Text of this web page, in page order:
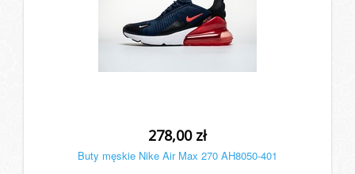
278,00 zł
Buty męskie Nike Air Max 270 AH8050-401